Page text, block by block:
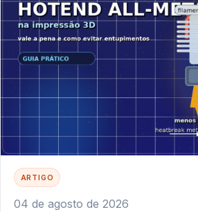
ARTIGO
04 de agosto de 2026